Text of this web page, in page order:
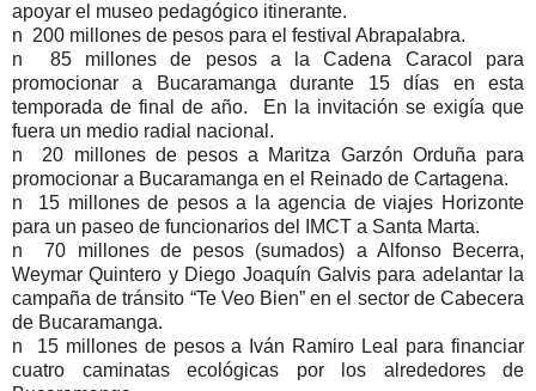
apoyar el museo pedagógico itinerante.
n 200 millones de pesos para el festival Abrapalabra.
n 85 millones de pesos a la Cadena Caracol para
promocionar a Bucaramanga durante 15 días en esta
temporada de final de año. En la invitación se exigía que
fuera un medio radial nacional.
n 20 millones de pesos a Maritza Garzón Orduña para
promocionar a Bucaramanga en el Reinado de Cartagena.
n 15 millones de pesos a la agencia de viajes Horizonte
para un paseo de funcionarios del IMCT a Santa Marta.
n 70 millones de pesos (sumados) a Alfonso Becerra,
Weymar Quintero y Diego Joaquín Galvis para adelantar la
campaña de tránsito “Te Veo Bien” en el sector de Cabecera
de Bucaramanga.
n 15 millones de pesos a Iván Ramiro Leal para financiar
cuatro caminatas ecológicas por los alrededores de